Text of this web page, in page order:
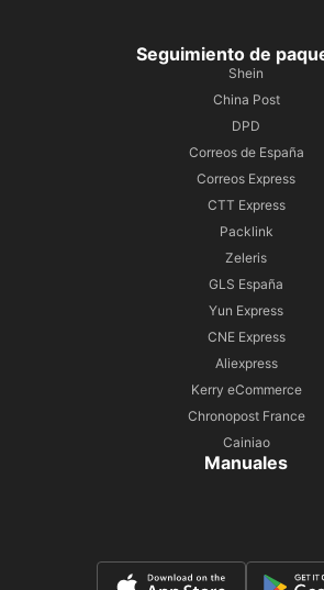
Seguimiento de
Shein
China Post
DPD
Correos de España
Correos Express
CTT Express
Packlink
Zeleris
GLS España
Yun Express
CNE Express
Aliexpress
Kerry eCommerce
Chronopost France
Cainiao
Manuales